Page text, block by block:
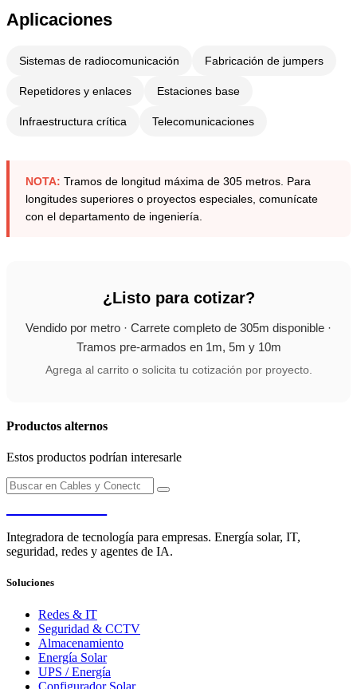
Aplicaciones
Sistemas de radiocomunicación Fabricación de jumpers
Repetidores y enlaces Estaciones base
Infraestructura crítica Telecomunicaciones
NOTA: Tramos de longitud máxima de 305 metros. Para
longitudes superiores o proyectos especiales, comunícate
con el departamento de ingeniería.
¿Listo para cotizar?
Vendido por metro · Carrete completo de 305m disponible ·
Tramos pre-armados en 1m, 5m y 10m
Agrega al carrito o solicita tu cotización por proyecto.
Productos alternos
Estos productos podrían interesarle
Integradora de tecnología para empresas. Energía solar, IT,
seguridad, redes y agentes de IA.
Soluciones
Redes & IT
Seguridad & CCTV
Almacenamiento
Energía Solar
UPS / Energía
Configurador Solar